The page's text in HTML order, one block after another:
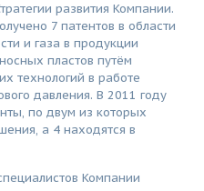
развития Компании.
7 патентов в области
и газа в продукции
пластов путём
технологий в работе
давления. В 2011 году
по двум из которых
а 4 находятся в
Компании